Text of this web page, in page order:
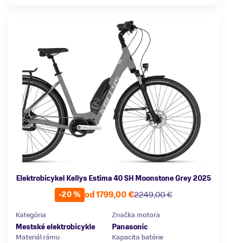
Elektrobicykel Kellys Estima 40 SH Moonstone Grey 2025
-20 %
2249,00 €
od 1799,00 €
Kategória
Mestské elektrobicykle
Značka motora
Panasonic
Materiál rámu
Kapacita batérie